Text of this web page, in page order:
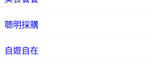
聰明採購
自遊自在